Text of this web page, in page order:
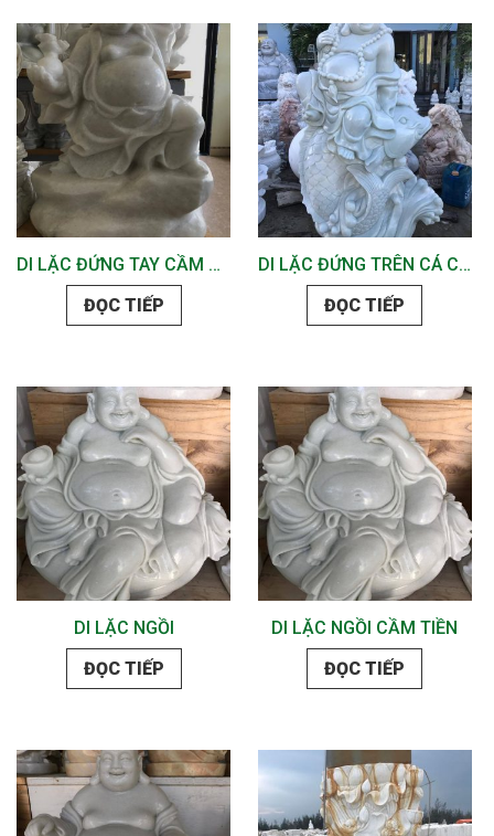
DI LẶC ĐỨNG TAY CẦM HỒ LÔ
ĐỌC TIẾP
DI LẶC ĐỨNG TRÊN CÁ CHÉP
ĐỌC TIẾP
DI LẶC NGỒI
ĐỌC TIẾP
DI LẶC NGỒI CẦM TIỀN
ĐỌC TIẾP